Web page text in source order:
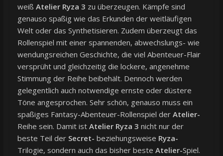
weiß Atelier Ryza 3 zu überzeugen. Kämpfe sind
genauso spaßig wie das Erkunden der weitläufigen
Welt oder das Synthetisieren. Zudem überzeugt das
Rollenspiel mit einer spannenden, abwechslungs- wie
wendungsreichen Geschichte, die viel Abenteuer-Flair
versprüht und gleichzeitig die lockere, angenehme
Stimmung der Reihe beibehält. Dennoch werden
gelegentlich auch notwendige ernste oder düstere
Töne angesprochen. Sehr schön, genauso muss ein
spaßiges Fantasy-Abenteuer-Rollenspiel der Atelier-
Reihe sein. Damit ist Atelier Ryza 3 nicht nur der
beste Teil der Secret- beziehungsweise Ryza-
Trilogie, sondern auch das bisher beste Atelier-Spiel.